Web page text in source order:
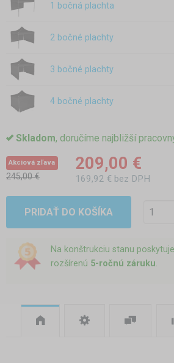
1 bočná plachta
2 bočné plachty
3 bočné plachty
4 bočné plachty
Skladom, doručíme najbližší
Akciová zľava
245,00 €
209,00 €
169,92 € bez DPH
PRIDAŤ DO KOŠÍKA
Na konštrukciu stanu
rozšírenú 5-ročnú záruku.